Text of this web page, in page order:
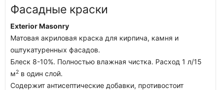
Фасадные краски
Exterior Masonry
Матовая акриловая краска для кирпича, камня и
оштукатуренных фасадов.
Блеск 8-10%. Полностью влажная чистка. Расход 1 л/15
м2 в один слой.
Содержит антисептические добавки, противостоит